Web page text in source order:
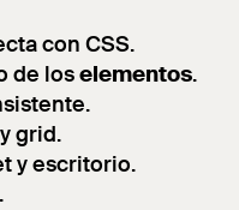
con CSS.
de loselementos.
grid.
y escritorio.
.